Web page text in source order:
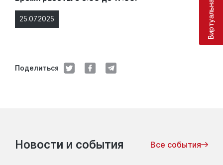
25.07.2025
Поделиться
Новости и события Все события